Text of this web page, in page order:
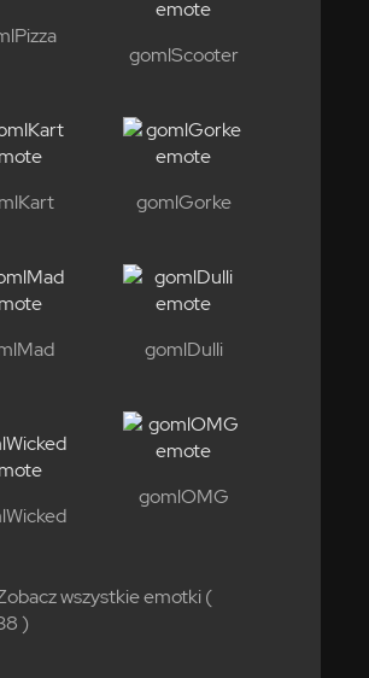
gomlScooter
gomlGorke
gomlDulli
gomlOMG
wszystkie emotki (
)